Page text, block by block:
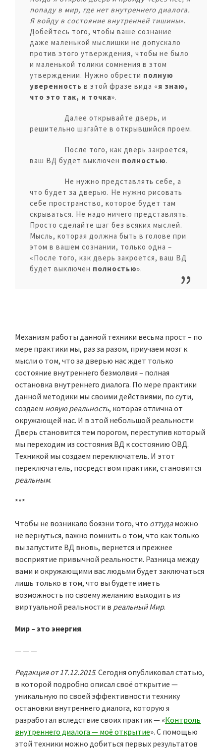
попаду в мир, где нет внутреннего диалога.
Я войду в состояние внутренней тишины».
Добейтесь того, чтобы ваше сознание
даже маленькой мыслишки не допускало
против этого утверждения, чтобы не было
и маленькой толики сомнения в этом
утверждении. Нужно обрести полную
уверенность в этой фразе вида «я знаю,
что это так, и точка».
Далее открывайте дверь, и
решительно шагайте в открывшийся проем.
После того, как дверь закроется,
ваш ВД будет выключен полностью.
Не нужно представлять себе, а
что будет за дверью. Не нужно рисовать
себе пространство, которое будет там
скрываться. Не надо ничего представлять.
Просто сделайте шаг без всяких мыслей.
Мысль, которая должна быть в голове при
этом в вашем сознании, только одна –
«После того, как дверь закроется, ваш ВД
будет выключен полностью».
Механизм работы данной техники весьма прост – по
мере практики мы, раз за разом, приучаем мозг к
мысли о том, что за дверью нас ждет только
состояние внутреннего безмолвия – полная
остановка внутреннего диалога. По мере практики
данной методики мы своими действиями, по сути,
создаем новую реальность, которая отлична от
окружающей нас. И в этой небольшой реальности
Дверь становится тем порогом, переступив который
мы переходим из состояния ВД к состоянию ОВД.
Техникой мы создаем переключатель. И этот
переключатель, посредством практики, становится
реальным.
***
Чтобы не возникало боязни того, что оттудаможно
не вернуться, важно помнить о том, что как только
вы запустите ВД вновь, вернется и прежнее
восприятие привычной реальности. Разница между
вами и окружающими вас людьми будет заключаться
лишь только в том, что вы будете иметь
возможность по своему желанию выходить из
виртуальной реальности в реальный Мир.
Мир – это энергия.
— — —
Редакция от 17.12.2015. Сегодня опубликовал статью,
в которой подробно описал своё открытие —
уникальную по своей эффективности технику
остановки внутреннего диалога, которую я
разработал вследствие своих практик — «Контроль
внутреннего диалога — моё открытие». С помощью
этой техники можно добиться первых результатов